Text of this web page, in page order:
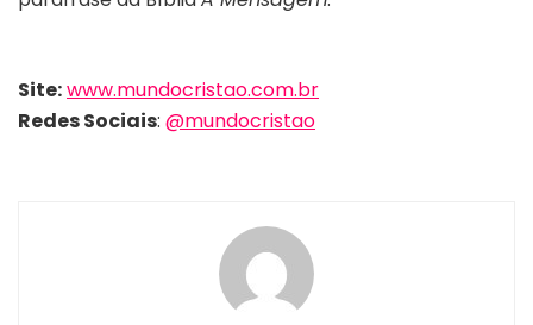
Site:www.mundocristao.com.br
Redes Sociais: @mundocristao